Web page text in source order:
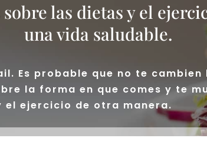
las dietas y el
una vida saludable.
Es probable que no te
la forma en que comes y te
el ejercicio de otra manera.